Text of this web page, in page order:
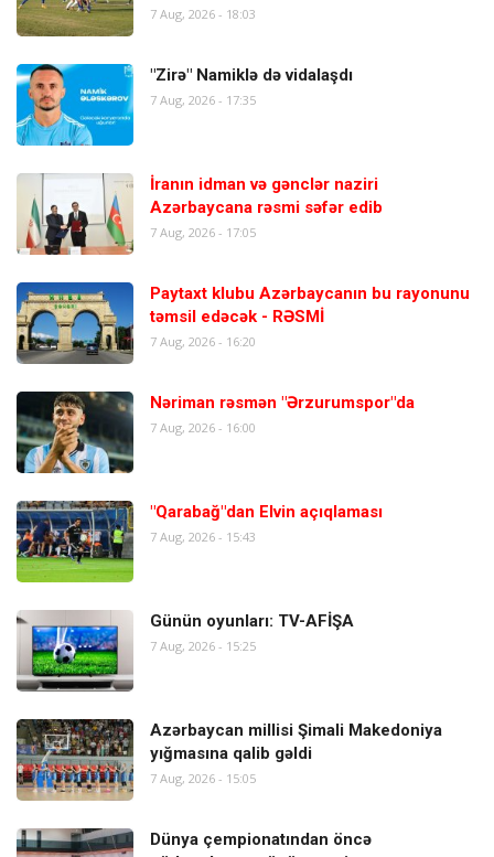
7 Aug, 2026 - 18:03
"Zirə" Namiklə də vidalaşdı
7 Aug, 2026 - 17:35
İranın idman və gənclər naziri
Azərbaycana rəsmi səfər edib
7 Aug, 2026 - 17:05
Paytaxt klubu Azərbaycanın bu rayonunu
təmsil edəcək - RƏSMİ
7 Aug, 2026 - 16:20
Nəriman rəsmən "Ərzurumspor"da
7 Aug, 2026 - 16:00
"Qarabağ"dan Elvin açıqlaması
7 Aug, 2026 - 15:43
Günün oyunları: TV-AFİŞA
7 Aug, 2026 - 15:25
Azərbaycan millisi Şimali Makedoniya
yığmasına qalib gəldi
7 Aug, 2026 - 15:05
Dünya çempionatından öncə